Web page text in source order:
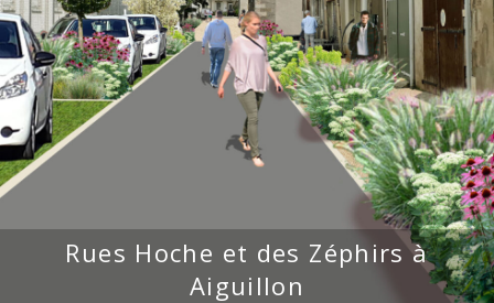
Rues Hoche et des Zéphirs à
Aiguillon